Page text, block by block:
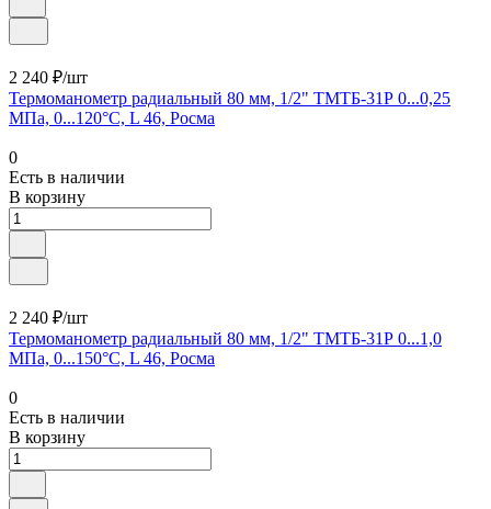
2 240 ₽/шт
Термоманометр радиальный 80 мм, 1/2" ТМТБ-31Р 0...0,25
МПа, 0...120°С, L 46, Росма
0
Есть в наличии
В корзину
2 240 ₽/шт
Термоманометр радиальный 80 мм, 1/2" ТМТБ-31Р 0...1,0
МПа, 0...150°С, L 46, Росма
0
Есть в наличии
В корзину